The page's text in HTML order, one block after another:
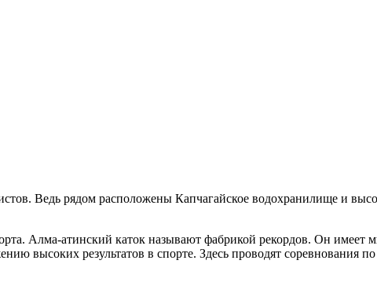
Ведь рядом расположены Капчагайское водохранилище и
Алма-атинский каток называют фабрикой рекордов. Он имеет
высоких результатов в спорте. Здесь проводят соревнования